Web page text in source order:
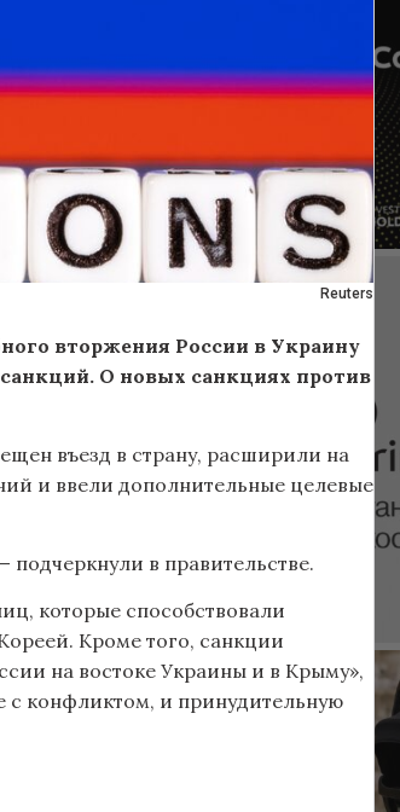
Reuters
вторжения России в Украину
О новых санкциях против
въезд в страну, расширили на
и ввели дополнительные целевые
в правительстве.
которые способствовали
Кроме того, санкции
на востоке Украины и в Крыму»,
с конфликтом, и принудительную